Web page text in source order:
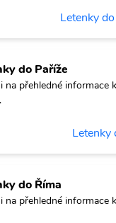
Letenky
do Paříže
na přehledné informace
Letenky
do Říma
na přehledné informace